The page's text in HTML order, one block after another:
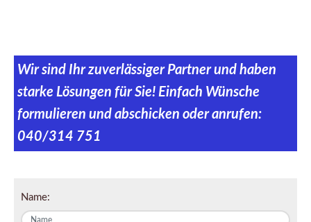
Wir sind Ihr zuverlässiger Partner und haben
starke Lösungen für Sie! Einfach Wünsche
formulieren und abschicken oder anrufen:
040/314 751
Name: